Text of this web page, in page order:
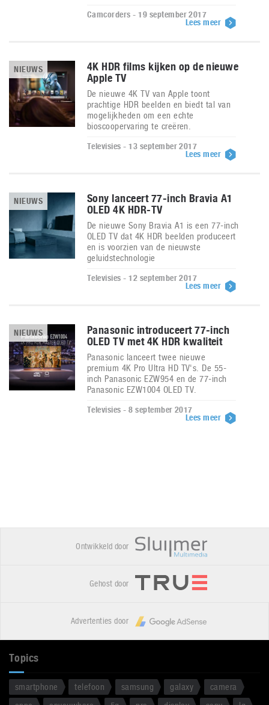
Camcorders - 19 september 2017
Lees meer
NIEUWS
4K HDR films kijken op de nieuwe
Apple TV
De nieuwe 4K TV van Apple toont
prachtige HDR beelden en biedt tal van
mogelijkheden om een echte
bioscoopervaring te creëren.
Televisies - 13 september 2017
Lees meer
NIEUWS
Sony lanceert 77-inch Bravia A1
OLED 4K HDR-TV
De nieuwe Sony Bravia A1 is een 77-inch
OLED TV dat 4K HDR beelden produceert
en is voorzien van de nieuwste
geluidstechnologie
Televisies - 12 september 2017
Lees meer
NIEUWS
Panasonic introduceert 77-inch
OLED TV met 4K HDR kwaliteit
Panasonic lanceert twee nieuwe
premium 4K Pro Ultra HD TV's. De 55-
inch Panasonic EZW954 en de 77-inch
Panasonic EZW1004 OLED TV.
Televisies - 8 september 2017
Lees meer
Ontwikkeld door
Gehost door
Advertenties door
Topics
smartphone telefoon samsung galaxy
camera